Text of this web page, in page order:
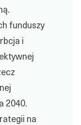
funduszy
i
2040.
na